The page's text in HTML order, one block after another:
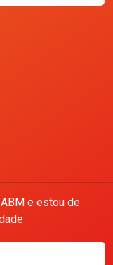
e estou de